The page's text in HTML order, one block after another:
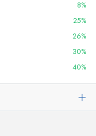
8%
25%
26%
30%
40%